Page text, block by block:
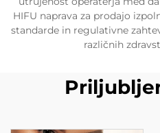
HIFU naprava za prodajo
standarde in regulativne
različnih